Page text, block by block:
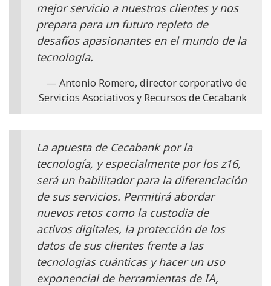
mejor servicio a nuestros clientes y nos
prepara para un futuro repleto de
desafíos apasionantes en el mundo de la
tecnología.
Antonio Romero, director corporativo de
Servicios Asociativos y Recursos de Cecabank
La apuesta de Cecabank por la
tecnología, y especialmente por los z16,
será un habilitador para la diferenciación
de sus servicios. Permitirá abordar
nuevos retos como la custodia de
activos digitales, la protección de los
datos de sus clientes frente a las
tecnologías cuánticas y hacer un uso
exponencial de herramientas de IA,